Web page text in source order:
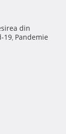
din
19, Pandemie